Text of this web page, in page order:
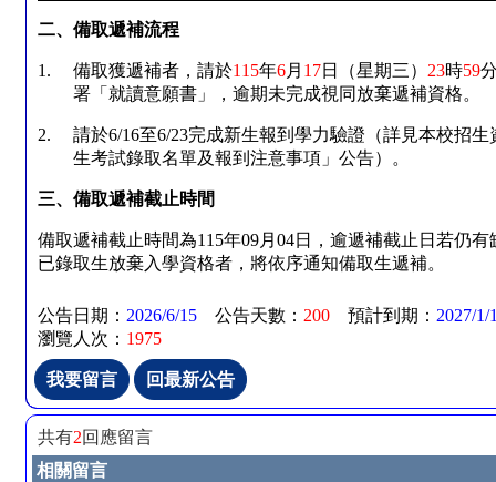
二、備取遞補流程
1. 備取獲遞補者，請於115年6月 17日（星期三） 23時59
署「就讀意願書」，逾期未完成視同放棄遞補資格。
2. 請於6/16至6/23完成新生報到學力驗證（詳見本校招生
生考試錄取名單及報到注意事項」公告）。
三、備取遞補截止時間
備取遞補截止時間為115年09月04日，逾遞補截止日若仍
已錄取生放棄入學資格者，將依序通知備取生遞補。
公告日期： 2026/6/15 公告天數： 200 預計到期： 2027/1/
瀏覽人次： 1975
共有2回應留言
相關留言